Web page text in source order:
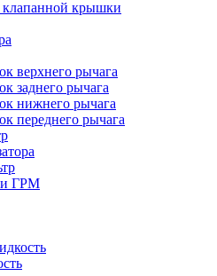
клапанной крышки
верхнего рычага
заднего рычага
нижнего рычага
переднего рычага
ГРМ